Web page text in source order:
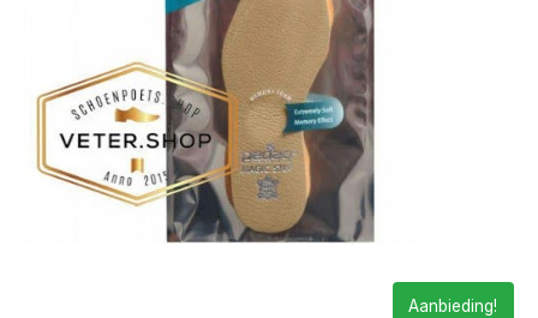
Aanbieding!